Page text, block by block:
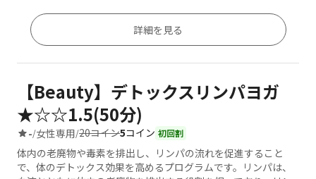
詳細を見る
【Beauty】デトックスリンパヨガ
★☆☆1.5(50分)
-/女性専用/20コイン5コイン 初回割
体内の老廃物や毒素を排出し、リンパの流れを促進すること
で、体のデトックス効果を高めるプログラムです。リンパは、